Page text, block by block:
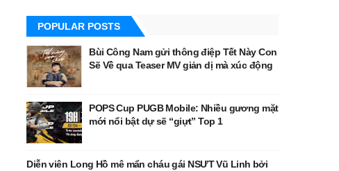
POPULAR POSTS
Bùi Công Nam gửi thông điệp Tết Này Con
Sẽ Về qua Teaser MV giản dị mà xúc động
POPS Cup PUGB Mobile: Nhiều gương mặt
mới nổi bật dự sẽ “giựt” Top 1
Diễn viên Long Hồ mê mẩn cháu gái NSƯT Vũ Linh bởi